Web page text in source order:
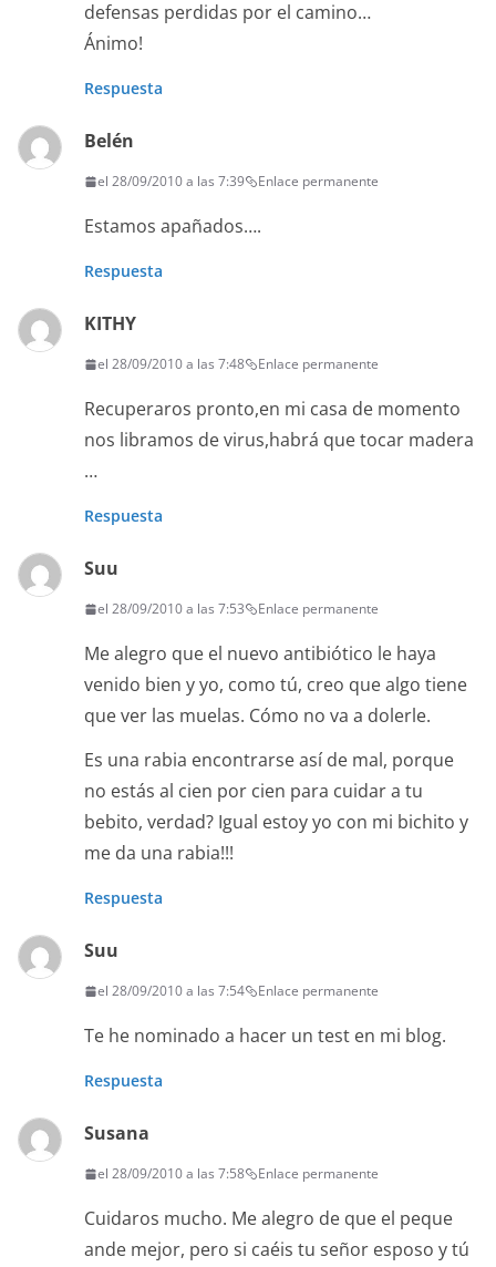
defensas perdidas por el camino…
Ánimo!
Respuesta
Belén
el 28/09/2010 a las 7:39 Enlace permanente
Estamos apañados….
Respuesta
KITHY
el 28/09/2010 a las 7:48 Enlace permanente
Recuperaros pronto,en mi casa de momento
nos libramos de virus,habrá que tocar madera
…
Respuesta
Suu
el 28/09/2010 a las 7:53 Enlace permanente
Me alegro que el nuevo antibiótico le haya
venido bien y yo, como tú, creo que algo tiene
que ver las muelas. Cómo no va a dolerle.
Es una rabia encontrarse así de mal, porque
no estás al cien por cien para cuidar a tu
bebito, verdad? Igual estoy yo con mi bichito y
me da una rabia!!!
Respuesta
Suu
el 28/09/2010 a las 7:54 Enlace permanente
Te he nominado a hacer un test en mi blog.
Respuesta
Susana
el 28/09/2010 a las 7:58 Enlace permanente
Cuidaros mucho. Me alegro de que el peque
ande mejor, pero si caéis tu señor esposo y tú